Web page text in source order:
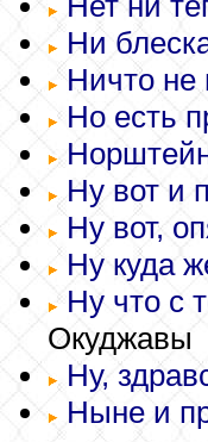
Ни
Ничто не
Но есть
Ну вот и
Ну вот,
Ну куда
Ну что с
Окуджавы
Ну,
Ныне и